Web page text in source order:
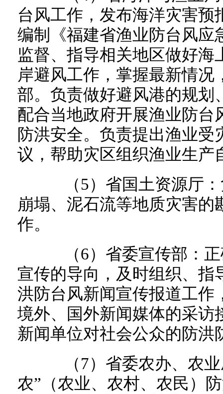
台风工作，发布海洋灾害预
编制《福建省渔业防台风应
监督、指导相关地区做好海
岸避风工作，掌握最新情况
部。负责做好避风港的规划
配合当地政府开展渔业防台
防洪安全。负责提出渔业受
议，帮助灾区组织渔业生产
（5）省国土资源厅：
崩塌、泥石流等地质灾害的
作。
（6）省委宣传部：正
宣传的导向，及时组织、指
洪防台风新闻宣传报道工作
境外、国外新闻媒体的采访
新闻单位对社会公众的防洪
（7）省委农办、农业
农”（农业、农村、农民）